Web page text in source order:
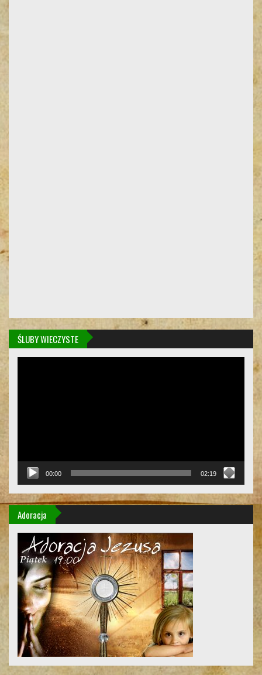
ŚLUBY WIECZYSTE
00:00 02:19
Adoracja